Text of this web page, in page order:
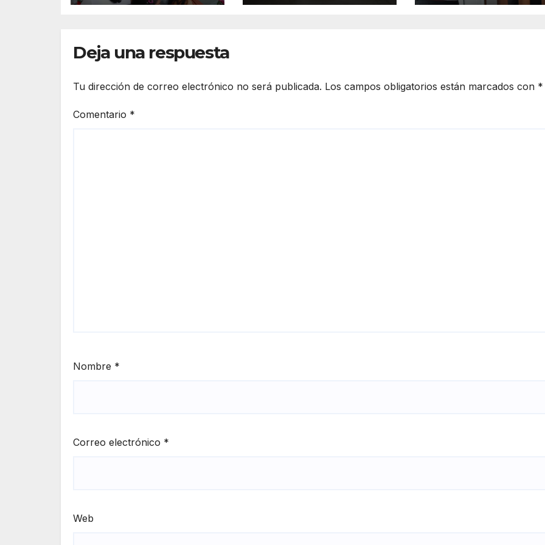
Lázaro Cárdenas
Empleado
Coalcomán
Deja una respuesta
Tu dirección de correo electrónico no será publicada. Los campos obligatorios están marcados con *
Comentario *
Nombre *
Correo electrónico *
Web